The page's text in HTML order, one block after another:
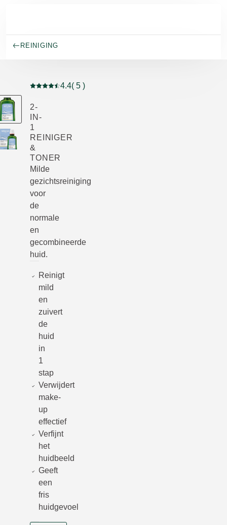
REINIGING
Beoordeling: 4.4 van 5 beoordeeld door 5 personen
4.4( 5 )
2-
IN-
1
REINIGER
&
TONER
Milde
gezichtsreiniging
voor
de
normale
en
gecombineerde
huid.
Reinigt
mild
en
zuivert
de
huid
in
1
stap
Verwijdert
make-
up
effectief
Verfijnt
het
huidbeeld
Geeft
een
fris
huidgevoel